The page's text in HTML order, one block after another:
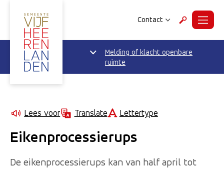
Contact ZoekenMenu
Melding of klacht openbare
ruimte
Lees voor Translate Lettertype
Eikenprocessierups
De eikenprocessierups kan van half april tot